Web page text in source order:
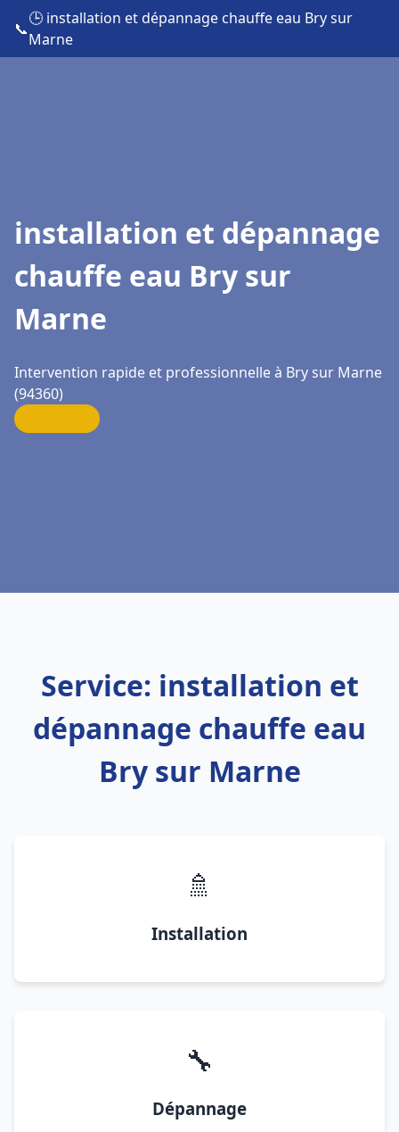
📞
🕒 installation et dépannage chauffe eau Bry sur
Marne
installation et dépannage
chauffe eau Bry sur
Marne
Intervention rapide et professionnelle à Bry sur Marne
(94360)
Service: installation et
dépannage chauffe eau
Bry sur Marne
🚿
Installation
🔧
Dépannage